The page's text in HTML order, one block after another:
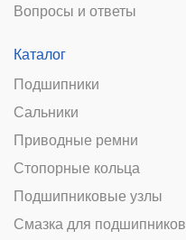
Вопросы и ответы
Каталог
Подшипники
Сальники
Приводные ремни
Стопорные кольца
Подшипниковые узлы
Смазка для подшипников